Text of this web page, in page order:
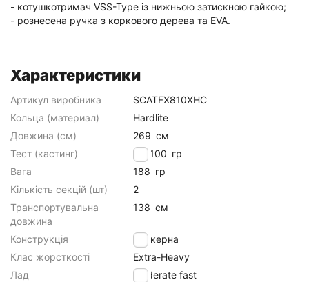
- котушкотримач VSS-Type із нижньою затискною гайкою;
- рознесена ручка з коркового дерева та EVA.
Характеристики
Артикул виробника
SCATFX810XHC
Кольца (материал)
Hardlite
Довжина (см)
269 см
Тест (кастинг)
50-100 гр
Вага
188 гр
Кількість секцій (шт)
2
Транспортувальна
довжина
138 см
Конструкція
штекерна
Клас жорсткості
Extra-Heavy
Лад
moderate fast